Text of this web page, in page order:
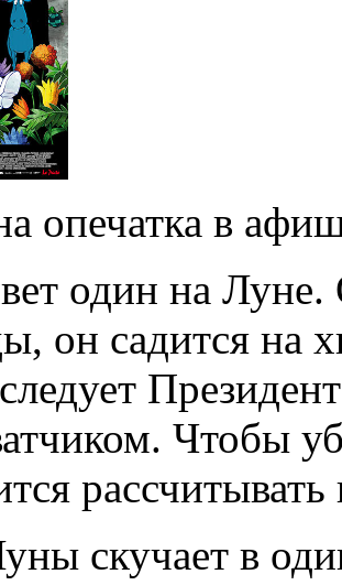
опечатка в
один на Луне.
он садится на
Чтобы
скучает в